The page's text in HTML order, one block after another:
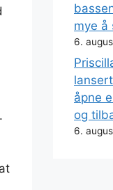
mye å
6.
åpne
og
6.